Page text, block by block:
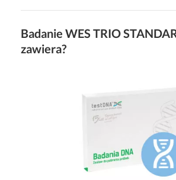
Badanie WES TRIO
zawiera?